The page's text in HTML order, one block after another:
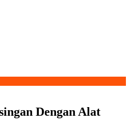
Dengan Alat